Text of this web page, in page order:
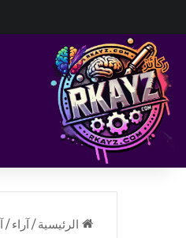
الرئيسية /آراء /